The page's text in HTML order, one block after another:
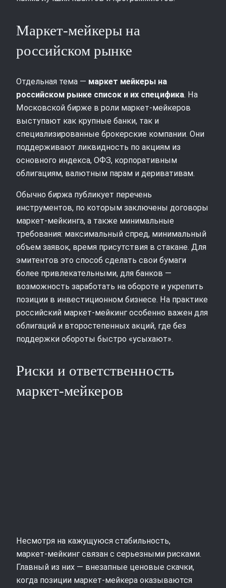
Маркет‑мейкеры на
российском рынке
Отдельная тема — маркет мейкеры на
российском рынке список и их специфика. На
Московской бирже в роли маркет‑мейкеров
выступают как крупные банки, так и
специализированные брокерские компании. Они
поддерживают ликвидность по акциям из
основного индекса, ОФЗ, корпоративным
облигациям, валютным парам и деривативам.
Обычно биржа публикует перечень
инструментов, по которым заключены договоры
маркет‑мейкинга, а также минимальные
требования: максимальный спред, минимальный
объем заявок, время присутствия в стакане. Для
эмитентов это способ сделать свои бумаги
более привлекательными, для банков —
возможность заработать на обороте и укрепить
позиции в инвестиционном бизнесе. На практике
российский маркет‑мейкинг особенно важен для
облигаций и второстепенных акций, где без
поддержки обороты быстро «усыхают».
Риски и ответственность
маркет‑мейкеров
Несмотря на кажущуюся стабильность,
маркет‑мейкинг связан с серьезными рисками.
Главный из них — внезапные ценовые скачки,
когда позиции маркет‑мейкера оказываются